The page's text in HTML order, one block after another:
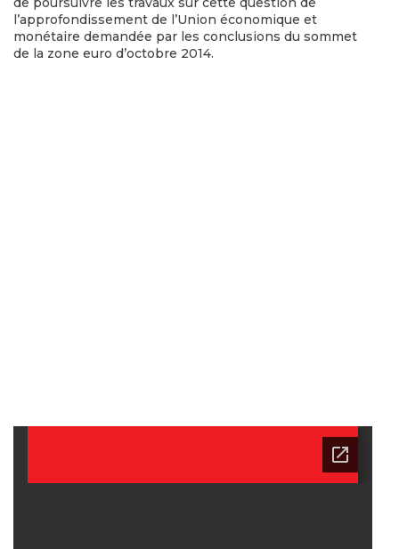
l’approfondissement de l’Union économique et
monétaire demandée par les conclusions du sommet
de la zone euro d’octobre 2014.